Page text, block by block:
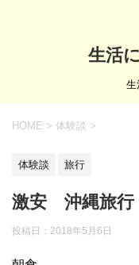
生活
生
HOME > 体験談 >
体験談 旅行
激安 沖縄旅
投稿日： 2018年5月6日